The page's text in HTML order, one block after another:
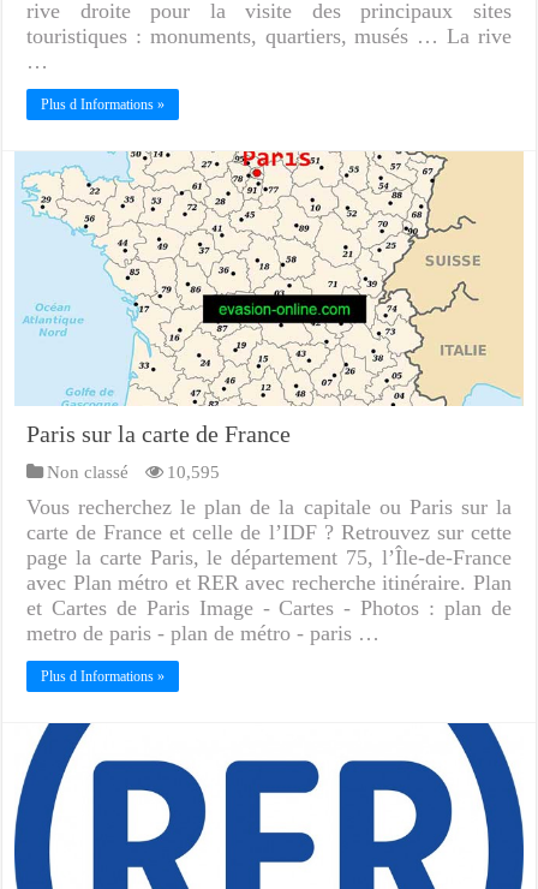
rive droite pour la visite des principaux sites
touristiques : monuments, quartiers, musés … La rive
…
Plus d Informations »
Paris sur la carte de France
Non classé 10,595
Vous recherchez le plan de la capitale ou Paris sur la
carte de France et celle de l’IDF ? Retrouvez sur cette
page la carte Paris, le département 75, l’Île-de-France
avec Plan métro et RER avec recherche itinéraire. Plan
et Cartes de Paris Image - Cartes - Photos : plan de
metro de paris - plan de métro - paris …
Plus d Informations »